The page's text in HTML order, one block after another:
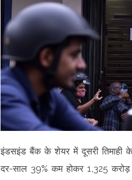
इंडसइंड बैंक के शेयर में दूसरी तिमाही के
दर-साल 39% कम होकर 1,325